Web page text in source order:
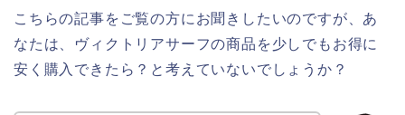
こちらの記事をご覧の方にお聞きしたいのですが、あ
なたは、ヴィクトリアサーフの商品を少しでもお得に
安く購入できたら？と考えていないでしょうか？